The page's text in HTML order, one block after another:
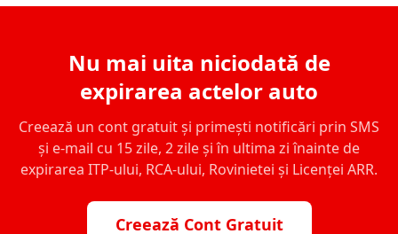
Nu mai uita niciodată de
expirarea actelor auto
Creează un cont gratuit și primești notificări prin SMS
și e-mail cu 15 zile, 2 zile și în ultima zi înainte de
expirarea ITP-ului, RCA-ului, Rovinietei și Licenței ARR.
Creează Cont Gratuit